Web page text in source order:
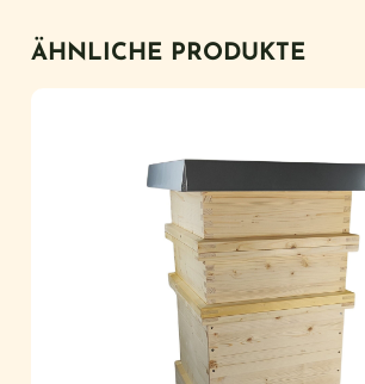
ÄHNLICHE PRODUKTE